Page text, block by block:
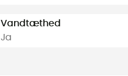
Vandtæthed
Ja